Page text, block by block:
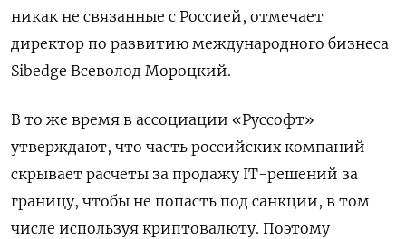
никак не связанные с Россией, отмечает
директор по развитию международного бизнеса
Sibedge Всеволод Мороцкий.
В то же время в ассоциации «Руссофт»
утверждают, что часть российских компаний
скрывает расчеты за продажу IT-решений за
границу, чтобы не попасть под санкции, в том
числе используя криптовалюту. Поэтому